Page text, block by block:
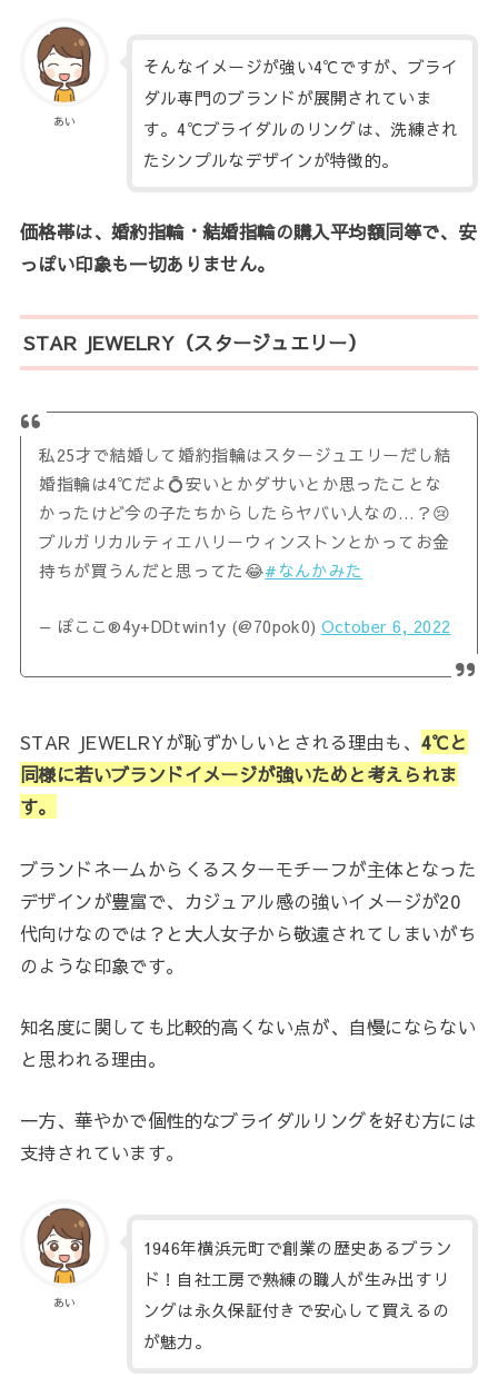
あい
そんなイメージが強い4℃ですが、ブライ
ダル専門のブランドが展開されていま
す。4℃ブライダルのリングは、洗練され
たシンプルなデザインが特徴的。
価格帯は、婚約指輪・結婚指輪の購入平均額同等で、安
っぽい印象も一切ありません。
STAR JEWELRY（スタージュエリー）
私25才で結婚して婚約指輪はスタージュエリーだし結
婚指輪は4℃だよ💍安いとかダサいとか思ったことな
かったけど今の子たちからしたらヤバい人なの…？😢
ブルガリカルティエハリーウィンストンとかってお金
持ちが買うんだと思ってた😂#なんかみた
— ぽここ®︎4y+DDtwin1y (@70pok0) October 6, 2022
STAR JEWELRYが恥ずかしいとされる理由も、 4℃と
同様に若いブランドイメージが強いためと考えられま
す。
ブランドネームからくるスターモチーフが主体となった
デザインが豊富で、カジュアル感の強いイメージが20
代向けなのでは？と大人女子から敬遠されてしまいがち
のような印象です。
知名度に関しても比較的高くない点が、自慢にならない
と思われる理由。
一方、華やかで個性的なブライダルリングを好む方には
支持されています。
あい
1946年横浜元町で創業の歴史あるブラン
ド！自社工房で熟練の職人が生み出すリ
ングは永久保証付きで安心して買えるの
が魅力。